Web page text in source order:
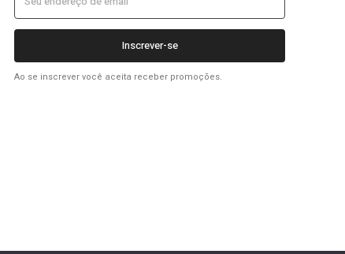
Inscrever-se
Ao se inscrever você aceita receber promoções.